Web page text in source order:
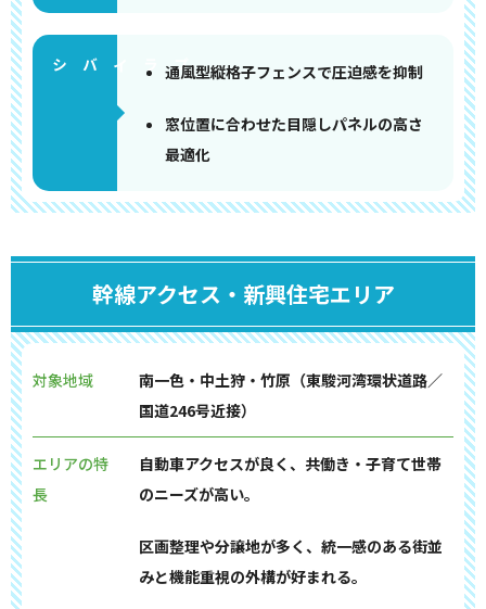
通風型縦格子フェンスで圧迫感を抑制
窓位置に合わせた目隠しパネルの高さ
最適化
幹線アクセス・新興住宅エリア
対象地域
南一色・中土狩・竹原（東駿河湾環状道路／
国道246号近接）
エリアの特
長
自動車アクセスが良く、共働き・子育て世帯
のニーズが高い。
区画整理や分譲地が多く、統一感のある街並
みと機能重視の外構が好まれる。